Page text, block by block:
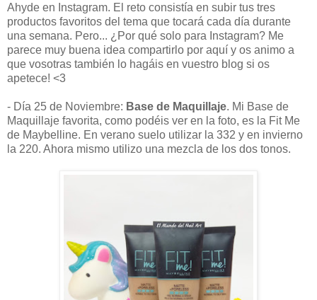
Ahyde en Instagram. El reto consistía en subir tus tres
productos favoritos del tema que tocará cada día durante
una semana. Pero... ¿Por qué solo para Instagram? Me
parece muy buena idea compartirlo por aquí y os animo a
que vosotras también lo hagáis en vuestro blog si os
apetece! <3
- Día 25 de Noviembre: Base de Maquillaje. Mi Base de
Maquillaje favorita, como podéis ver en la foto, es la Fit Me
de Maybelline. En verano suelo utilizar la 332 y en invierno
la 220. Ahora mismo utilizo una mezcla de los dos tonos.